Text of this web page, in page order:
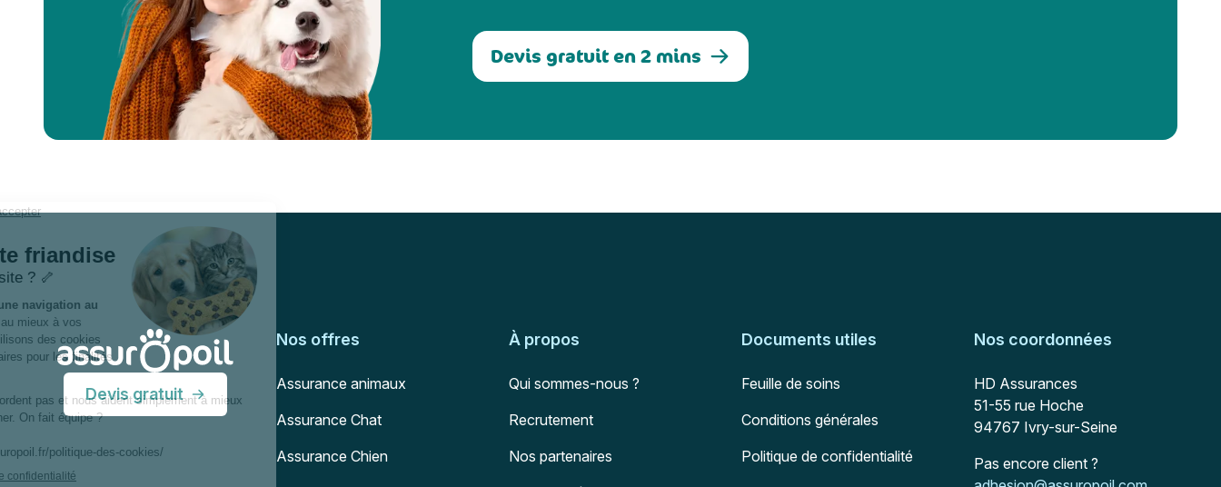
Devis gratuit en 2 mins
Pied de page
Assur O'Poil
Devis gratuit
Nos offres
Assurance animaux
Assurance Chat
Assurance Chien
À propos
Qui sommes-nous ?
Recrutement
Nos partenaires
Documents utiles
Feuille de soins
Conditions générales
Politique de confidentialité
Nos coordonnées
Adresse postale
HD Assurances
51-55 rue Hoche
94767 Ivry-sur-Seine
Pas encore client ?